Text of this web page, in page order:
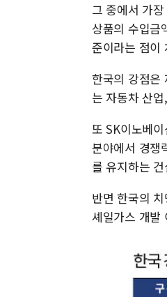
그 중에서 가
상품의 수입금
준이라는 점이
한국의 강점은
는 자동차 산
또 SK이노베
분야에서 경쟁
를 유지하는
반면 한국의
셰일가스 개발